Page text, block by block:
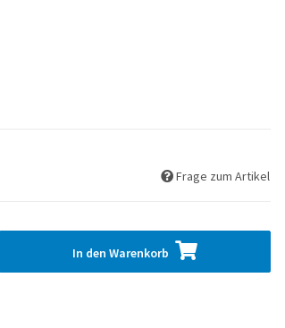
Frage zum Artikel
In den Warenkorb